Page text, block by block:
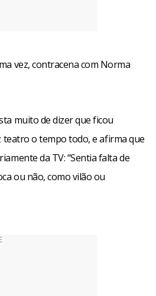
vez, contracena com Norma
muito de dizer que ficou
teatro o tempo todo, e afirma que
da TV: “Sentia falta de
ou não, como vilão ou